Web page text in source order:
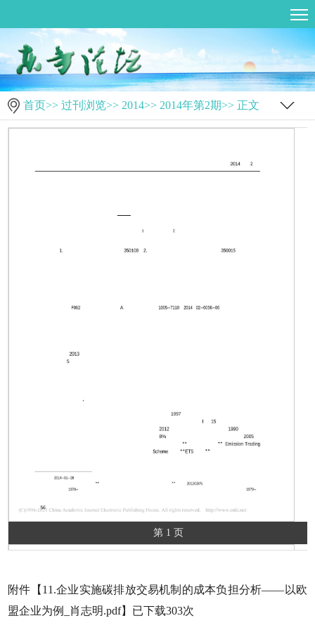
首页>> 过刊浏览>> 2014>> 2014年第2期>> 正文
第 1 页
附件【 11.企业实施碳排放交易机制的成本负担分析——以欧
盟企业为例_肖志明.pdf】已下载303次